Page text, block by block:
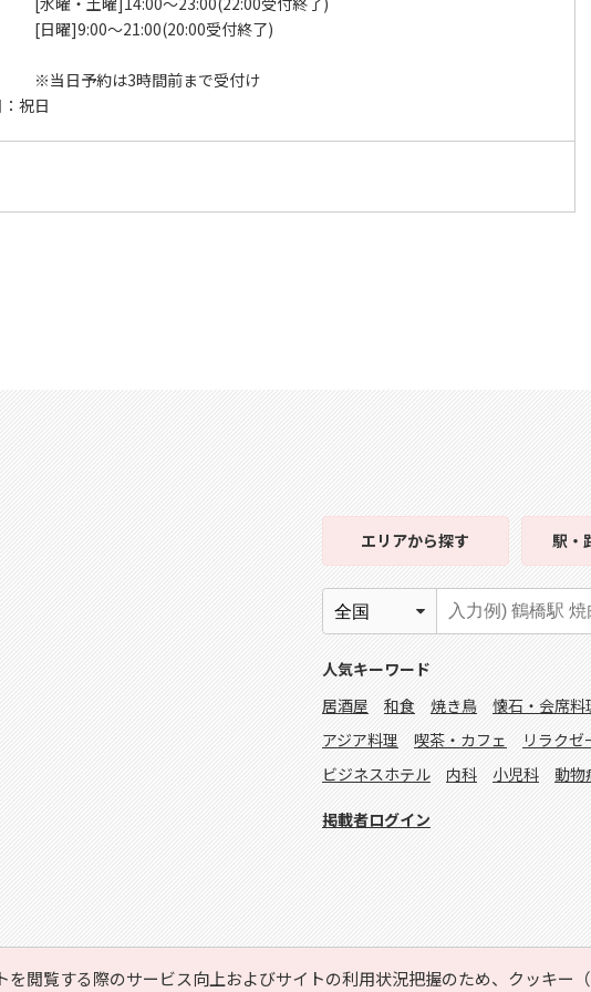
[日曜]9:00～21:00(20:00受付終了)
※当日予約は3時間前まで受付け
祝日
を閲覧する際のサービス向上およびサイトの利用状況把握のため、クッキー
エリアから探す 駅・
人気キーワード
居酒屋
和食 焼き鳥 懐石・会席料
アジア料理
喫茶・カフェ リラクゼ
ビジネスホテル
内科 小児科 動物
掲載者ログイン